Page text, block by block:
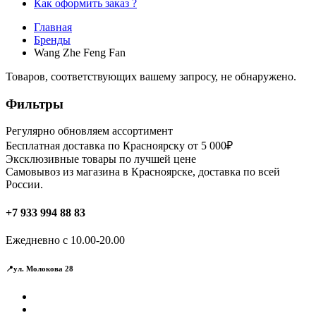
Как оформить заказ ?
Главная
Бренды
Wang Zhe Feng Fan
Товаров, соответствующих вашему запросу, не обнаружено.
Фильтры
Регулярно обновляем ассортимент
Бесплатная доставка по Красноярску от 5 000₽
Эксклюзивные товары по лучшей цене
Самовывоз из магазина в Красноярске, доставка по всей
России.
+7 933 994 88 83
Ежедневно с 10.00-20.00
📍ул. Молокова 28